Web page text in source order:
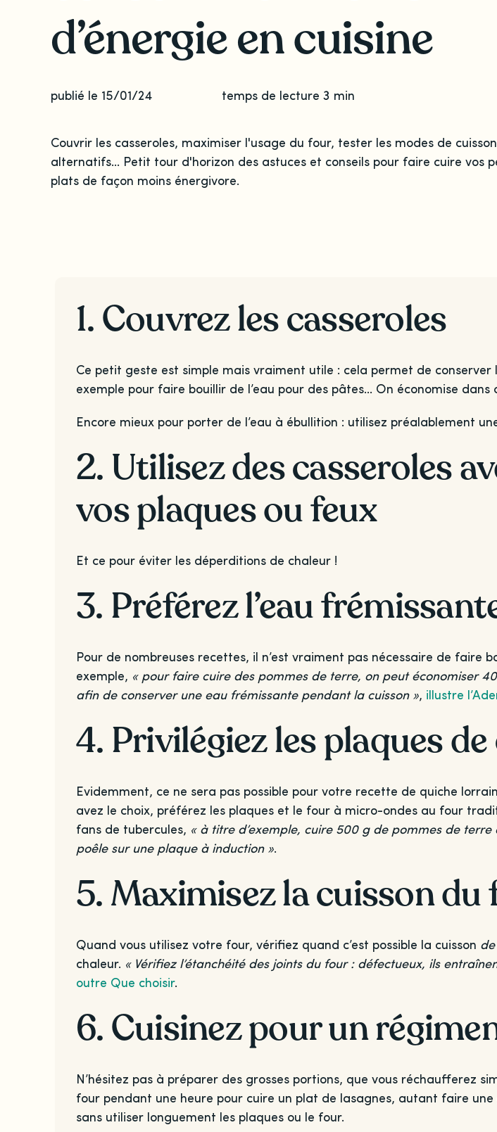
d’énergie en cuisine
publié le 15/01/24 temps de lecture 3 min
Couvrir les casseroles, maximiser l'usage du four, tester les modes de cuisson
alternatifs... Petit tour d'horizon des astuces et conseils pour faire cuire vos
plats de façon moins énergivore.
1. Couvrez les casseroles
Ce petit geste est simple mais vraiment utile : cela permet de
exemple pour faire bouillir de l’eau pour des pâtes… On économise dans
Encore mieux pour porter de l’eau à ébullition : utilisez préalablement
2. Utilisez des casseroles
vos plaques ou feux
Et ce pour éviter les déperditions de chaleur !
3. Préférez l’eau
Pour de nombreuses recettes, il n’est vraiment pas nécessaire de faire
exemple, « pour faire cuire des pommes de terre, on peut économiser
afin de conserver une eau frémissante pendant la cuisson », illustre
4. Privilégiez les plaques
Evidemment, ce ne sera pas possible pour votre recette de quiche
avez le choix, préférez les plaques et le four à micro-ondes au four
fans de tubercules, « à titre d’exemple, cuire 500 g de pommes de
poêle sur une plaque à induction ».
5. Maximisez la cuisson du
Quand vous utilisez votre four, vérifiez quand c’est possible la cuisson de
chaleur. « Vérifiez l’étanchéité des joints du four : défectueux, ils
outre Que choisir.
6. Cuisinez pour un
N’hésitez pas à préparer des grosses portions, que vous réchaufferez
four pendant une heure pour cuire un plat de lasagnes, autant faire
sans utiliser longuement les plaques ou le four.